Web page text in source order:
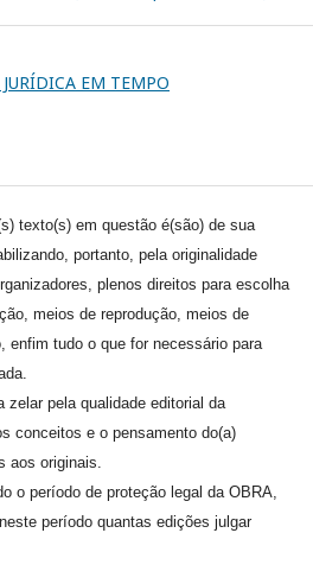
EM TEMPO
texto(s) em questão é(são) de sua
portanto, pela originalidade
plenos direitos para escolha
meios de reprodução, meios de
enfim tudo o que for necessário para
zelar pela qualidade editorial da
conceitos e o pensamento do(a)
aos originais.
o período de proteção legal da OBRA,
período quantas edições julgar